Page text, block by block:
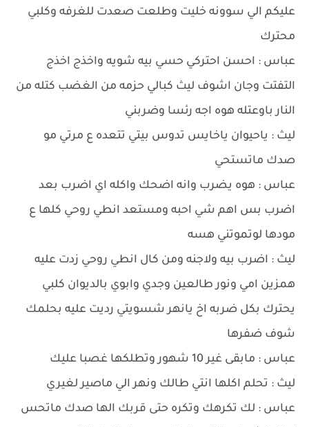
عليكم الي سوونه خليت وطلعت صعدت للغرفه وكلبي
محترك
عباس : احسن احتركي حسي بيه شويه واخذج اخذج
التفتت وجان اشوف ليث كبالي حزمه من الغضب كتله من
النار باوعتله هوه اجه رئسا وضربني
ليث : ياحيوان ياخايس تدوس بيتي تتعده ع مرتي مو
صدك ماتستحي
عباس : هوه يضرب وانه اضحك واكله اي اضرب بعد
اضرب بس اهم شي احبه ومستعد انطي روحي كلها ع
مودها لوتموتني هسه
ليث : اضرب بيه ولاجنه ومن كال انطي روحي زدت عليه
همزين امي ونور طالعين وجدي وابوي بالديوان كلبي
يحترك بكل ضربه اخ يانهر شسويتي رديت عليه بحلمك
شوف ضفرها
عباس : مابقى غير 10 شهور وتطلكها غصبا عليك
ليث : تحلم اكلها انتي طالك ونهر الي ماصير لغيري
عباس : لك تكرهك وتكره حتى قربك الها صدك ماتحس